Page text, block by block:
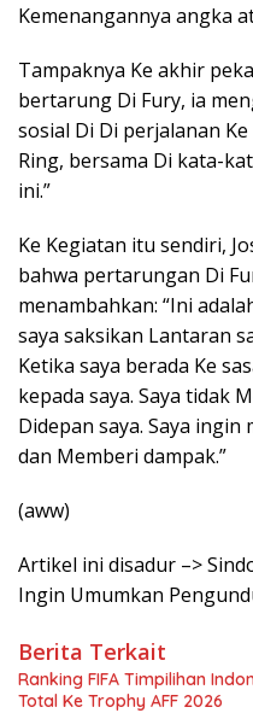
Kemenangannya angka
Tampaknya Ke akhir
bertarung Di Fury, ia
sosial Di Di perjalanan
Ring, bersama Di kata-
ini.”
Ke Kegiatan itu sendiri,
bahwa pertarungan Di
menambahkan: “Ini
saya saksikan Lantaran
Ketika saya berada Ke
kepada saya. Saya tidak
Didepan saya. Saya
dan Memberi dampak.”
(aww)
Artikel ini disadur –>
Ingin Umumkan
Berita Terkait
Ranking FIFA Timpilihan
Total Ke Trophy AFF 2026